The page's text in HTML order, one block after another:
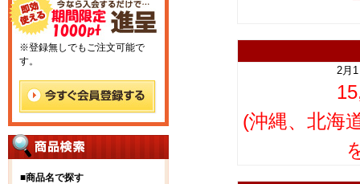
※登録無しでもご注文可能で
す。
■商品名で探す
2月
(沖縄、北海